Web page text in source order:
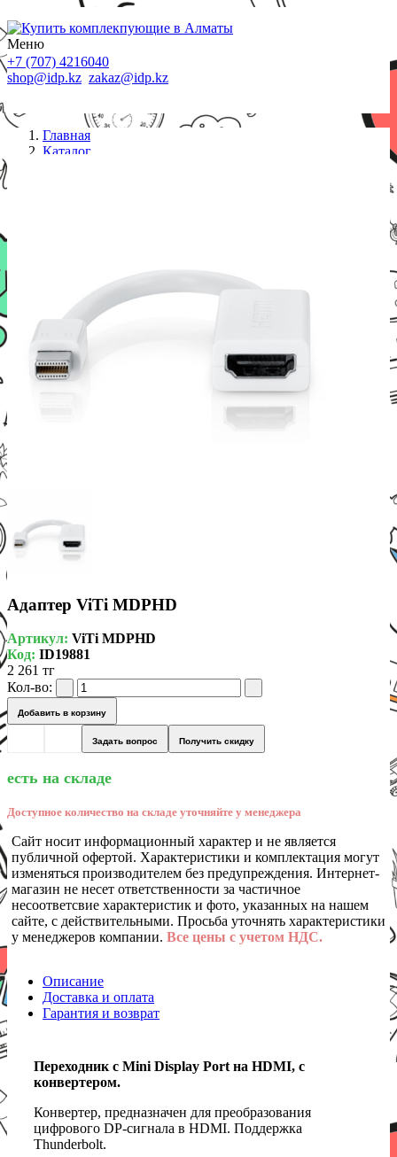
Меню
+7 (707) 4216040
shop@idp.kz zakaz@idp.kz
Главная
Каталог
Адаптер ViTi MDPHD
Артикул: ViTi MDPHD
Код: ID19881
2 261 тг
Кол-во:
Добавить в корзину
Задать вопрос Получить скидку
есть на складе
Доступное количество на складе уточняйте у менеджера
Сайт носит информационный характер и не является
публичной офертой. Характеристики и комплектация могут
изменяться производителем без предупреждения. Интернет-
магазин не несет ответственности за частичное
несоответсвие характеристик и фото, указанных на нашем
сайте, с действительными. Просьба уточнять характеристики
у менеджеров компании. Все цены с учетом НДС.
Описание
Доставка и оплата
Гарантия и возврат
Переходник с Mini Display Port на HDMI, с
конвертером.
Конвертер, предназначен для преобразования
цифрового DP-сигнала в HDMI. Поддержка
Thunderbolt.